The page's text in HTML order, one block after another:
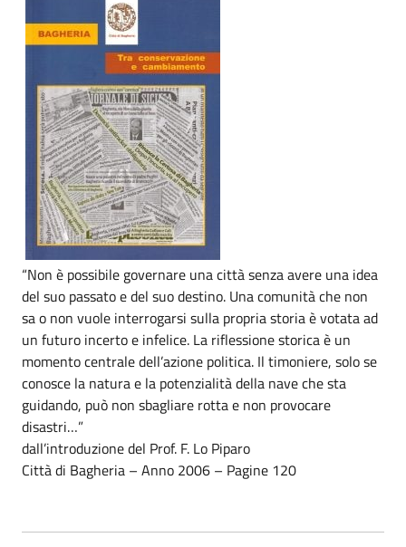
“Non è possibile governare una città senza avere una idea
del suo passato e del suo destino. Una comunità che non
sa o non vuole interrogarsi sulla propria storia è votata ad
un futuro incerto e infelice. La riflessione storica è un
momento centrale dell’azione politica. Il timoniere, solo se
conosce la natura e la potenzialità della nave che sta
guidando, può non sbagliare rotta e non provocare
disastri…”
dall’introduzione del Prof. F. Lo Piparo
Città di Bagheria – Anno 2006 – Pagine 120